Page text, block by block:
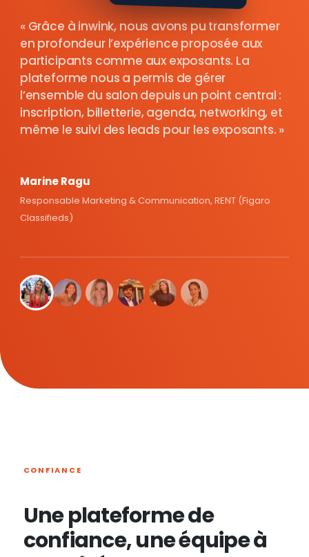
Grâce à inwink, nous avons pu transformer
en profondeur l’expérience proposée aux
participants comme aux exposants. La
plateforme nous a permis de gérer
l’ensemble du salon depuis un point central :
inscription, billetterie, agenda, networking, et
même le suivi des leads pour les exposants.
Marine Ragu
Responsable Marketing & Communication, RENT (Figaro
Classifieds)
CONFIANCE
Une plateforme de
confiance, une équipe à